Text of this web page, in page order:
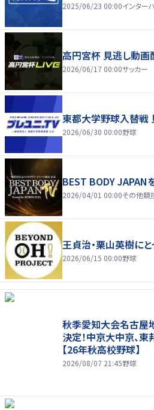
2025/06/23 00:00インター
高円宮杯 見逃し動画
2026/06/17 00:00サッカー
東都大学野球入替戦
2026/06/30 00:00野球
BEST BODY JAPAN
2026/04/01 00:00その他競
王貞治・栗山英樹に
2026/06/15 00:00野球
秋季愛知大会名古屋
決定！中京大中京、
【26年秋高校野球】
2026/08/07 21:45野球